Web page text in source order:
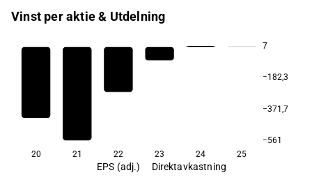
Vinst per aktie & Utdelning
7
−182,3
−371,7
−561
20
21 22 23 24 25
EPS (adj.) Direktavkastning